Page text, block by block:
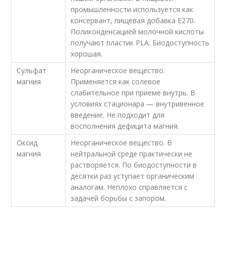
промышленности используется как
консервант, пищевая добавка E270.
Поликонденсацией молочной кислоты
получают пластик PLA. Биодоступность
хорошая.
Сульфат
магния
Неорганическое вещество.
Применяется как солевое
слабительное при приеме внутрь. В
условиях стационара — внутривенное
введение. Не подходит для
восполнения дефицита магния.
Оксид
магния
Неорганическое вещество. В
нейтральной среде практически не
растворяется. По биодоступности в
десятки раз уступает органическим
аналогам. Неплохо справляется с
задачей борьбы с запором.